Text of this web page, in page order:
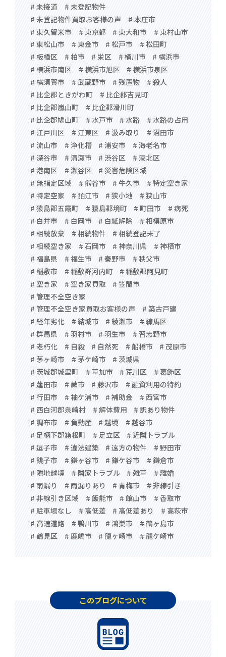
# 未接道
# 未登記物件
# 未登記物件買取お客様の声
# 本庄市
# 東久留米市
# 東京都 # 東大和市
# 東村山市
# 東松山市
# 東金市 # 松戸市
# 松田町
# 板橋区
# 柏市 # 栄区 # 桶川市
# 横浜市
# 横浜市南区
# 横浜市旭区
# 横浜市泉区
# 横須賀市
# 武蔵野市 # 残置物
# 殺人
# 比企郡ときがわ町
# 比企郡吉見町
# 比企郡嵐山町
# 比企郡滑川町
# 比企郡鳩山町
# 水戸市 # 水路
# 水路の占用
# 江戸川区
# 江東区 # 汲み取り
# 沼田市
# 流山市
# 浄化槽 # 浦安市
# 海老名市
# 深谷市
# 清瀬市 # 渋谷区
# 港北区
# 港南区
# 瀬谷区
# 災害危険区域
# 無指定区域
# 熊谷市 # 牛久市
# 特定空き家
# 特定空家
# 狛江市 # 狭小地
# 狭山市
# 猿島郡五霞町
# 猿島郡境町 # 町田市
# 病死
# 白井市
# 白岡市 # 白紙解除
# 相模原市
# 相続放棄
# 相続物件
# 相続登記未了
# 相続空き家
# 石岡市 # 神奈川県
# 神栖市
# 福島県
# 福生市 # 秦野市
# 秩父市
# 稲敷市
# 稲敷群河内町
# 稲敷郡阿見町
# 空き家
# 空き家買取
# 笠間市
# 管理不全空き家
# 管理不全空き家買取お客様の声
# 築古戸建
# 経年劣化
# 結城市 # 綾瀬市
# 練馬区
# 群馬県
# 羽村市 # 羽生市
# 習志野市
# 老朽化
# 自殺 # 自然死 # 船橋市
# 茂原市
# 茅ヶ崎市
# 茅ケ崎市
# 茨城県
# 茨城郡城里町
# 草加市 # 荒川区
# 葛飾区
# 蓮田市
# 蕨市 # 藤沢市
# 融資利用の特約
# 行田市
# 袖ケ浦市 # 補助金
# 西宮市
# 西白河郡泉崎村
# 解体費用
# 訳あり物件
# 調布市
# 負動産 # 越境
# 越谷市
# 足柄下郡箱根町
# 足立区
# 近隣トラブル
# 逗子市
# 違法建築 # 遠方の物件
# 野田市
# 銚子市
# 鎌ヶ谷市 # 鎌ケ谷市
# 鎌倉市
# 隣地越境
# 隣家トラブル # 雑草
# 離婚
# 雨漏り
# 雨漏りあり # 青梅市
# 非線引き
# 非線引き区域
# 飯能市 # 館山市
# 香取市
# 駐車場なし
# 高低差 # 高低差あり
# 高萩市
# 高速道路
# 鴨川市 # 鴻巣市
# 鶴ヶ島市
# 鶴見区
# 鹿嶋市 # 龍ヶ崎市 # 龍ケ崎市
このブログについて